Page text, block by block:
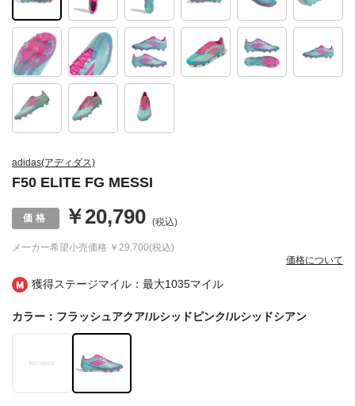
獲得ステージマイル：最大1035マイル
adidas(アディダス)
F50 ELITE FG MESSI
メーカー希望小売価格 ￥29,700(税込)
￥20,790 (税込)
価格について
カラー：フラッシュアクア/ルシッドピンク/ルシッドシアン